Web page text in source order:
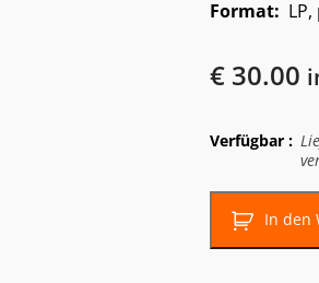
Format:
€30.00
Verfügbar :
In den